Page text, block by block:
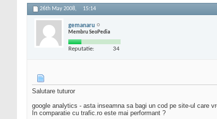
26th May 2008, 15:14
gemanaru
Membru SeoPedia
Reputatie: 34
Salutare tuturor
google analytics - asta inseamna sa bagi un cod pe site-ul care
In comparatie cu trafic.ro este mai performant ?